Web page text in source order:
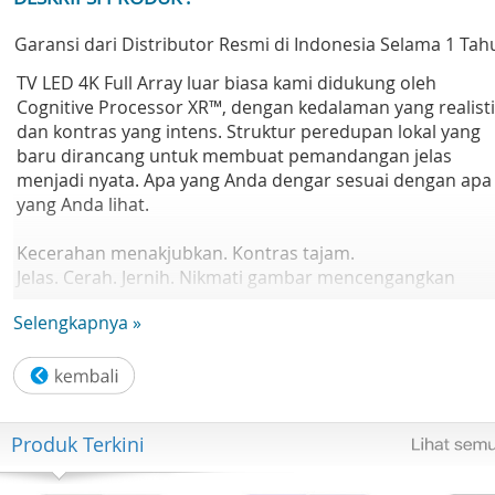
Garansi dari Distributor Resmi di Indonesia Selama 1
TV LED 4K Full Array luar biasa kami didukung oleh
Cognitive Processor XR™, dengan kedalaman yang
dan kontras yang intens. Struktur peredupan lokal yang
baru dirancang untuk membuat pemandangan jelas
menjadi nyata. Apa yang Anda dengar sesuai dengan apa
yang Anda lihat.
Kecerahan menakjubkan. Kontras tajam.
Jelas. Cerah. Jernih. Nikmati gambar mencengangkan
yang didukung oleh Cognitive Processor XR™.
Kontras intens,
kedalaman luar biasa
Cognitive Processor XR™ mengontrol lampu latar LED Full
Array di zona untuk kontras ultra realistis di area terang
Selengkapnya »
Produk Terkini